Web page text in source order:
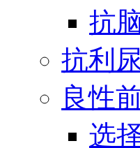
抗
抗利
良性
选